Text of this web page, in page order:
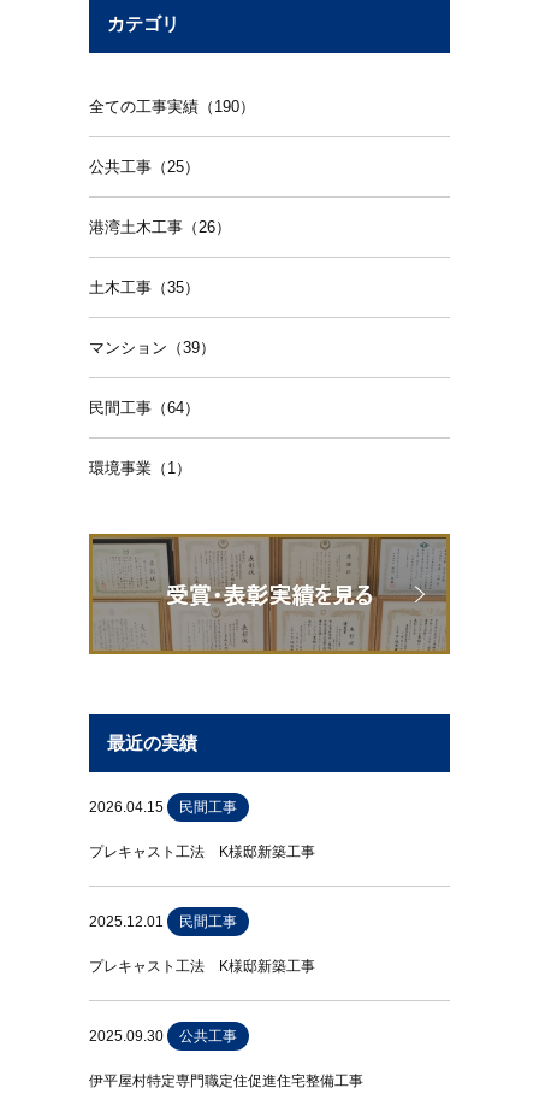
カテゴリ
全ての工事実績（190）
公共工事（25）
港湾土木工事（26）
土木工事（35）
マンション（39）
民間工事（64）
環境事業（1）
最近の実績
2026.04.15 民間工事
プレキャスト工法 K様邸新築工事
2025.12.01 民間工事
プレキャスト工法 K様邸新築工事
2025.09.30 公共工事
伊平屋村特定専門職定住促進住宅整備工事